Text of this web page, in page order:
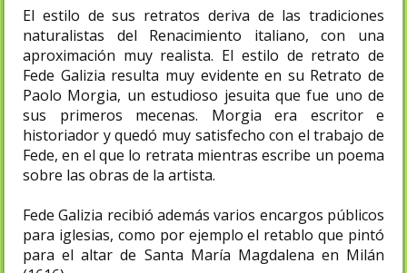
El estilo de sus retratos deriva de las tradiciones
naturalistas del Renacimiento italiano, con una
aproximación muy realista. El estilo de retrato de
Fede Galizia resulta muy evidente en su Retrato de
Paolo Morgia, un estudioso jesuita que fue uno de
sus primeros mecenas. Morgia era escritor e
historiador y quedó muy satisfecho con el trabajo de
Fede, en el que lo retrata mientras escribe un poema
sobre las obras de la artista.
Fede Galizia recibió además varios encargos públicos
para iglesias, como por ejemplo el retablo que pintó
para el altar de Santa María Magdalena en Milán